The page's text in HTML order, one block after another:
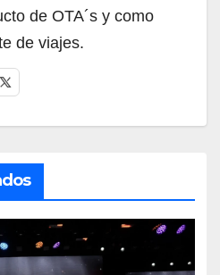
de OTA´s y como
de viajes.